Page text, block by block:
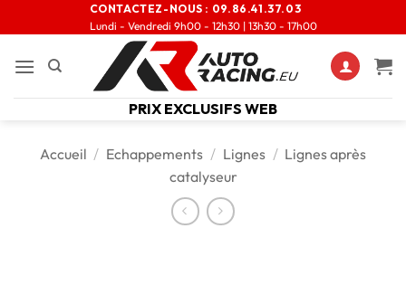
CONTACTEZ-NOUS : 09.86.41.37.03
Lundi - Vendredi 9h00 - 12h30 | 13h30 - 17h00
PRIX EXCLUSIFS WEB
Accueil / Echappements / Lignes / Lignes après
catalyseur